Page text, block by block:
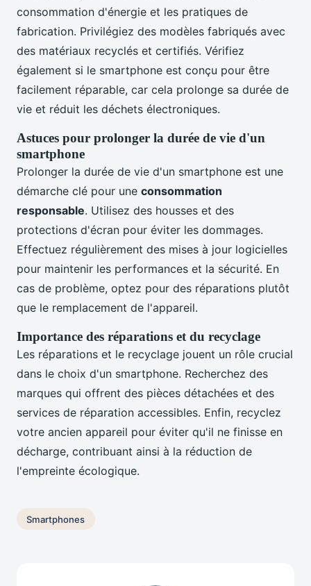
consommation d'énergie et les pratiques de
fabrication. Privilégiez des modèles fabriqués avec
des matériaux recyclés et certifiés. Vérifiez
également si le smartphone est conçu pour être
facilement réparable, car cela prolonge sa durée de
vie et réduit les déchets électroniques.
Astuces pour prolonger la durée de vie d'un
smartphone
Prolonger la durée de vie d'un smartphone est une
démarche clé pour une consommation
responsable. Utilisez des housses et des
protections d'écran pour éviter les dommages.
Effectuez régulièrement des mises à jour logicielles
pour maintenir les performances et la sécurité. En
cas de problème, optez pour des réparations plutôt
que le remplacement de l'appareil.
Importance des réparations et du recyclage
Les réparations et le recyclage jouent un rôle crucial
dans le choix d'un smartphone. Recherchez des
marques qui offrent des pièces détachées et des
services de réparation accessibles. Enfin, recyclez
votre ancien appareil pour éviter qu'il ne finisse en
décharge, contribuant ainsi à la réduction de
l'empreinte écologique.
Smartphones